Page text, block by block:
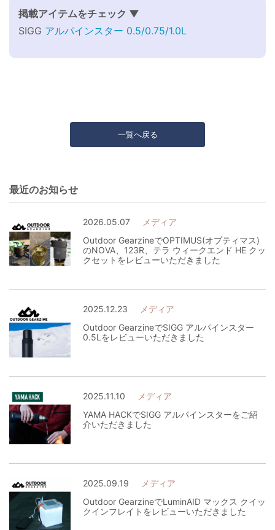
掲載アイテムをチェック ▼
SIGG アルパインスター 0.5/0.75/1.0L
一覧へ戻る
最近のお知らせ
2026.05.07
メディア
Outdoor GearzineでOPTIMUS(オプティマス)
のNOVA、123R、テラ ウィークエンド HE クッ
クセットをレビューいただきました
2025.12.23
メディア
Outdoor GearzineでSIGG アルパインスター
0.5Lをレビューいただきました
2025.11.10
メディア
YAMA HACKでSIGG アルパインスターをご紹
介いただきました
2025.09.19
メディア
Outdoor GearzineでLuminAID マックス クイッ
クインフレイトをレビューいただきました